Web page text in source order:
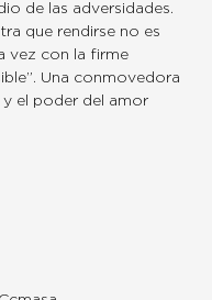
de las adversidades.
que rendirse no es
vez con la firme
Una conmovedora
el poder del amor